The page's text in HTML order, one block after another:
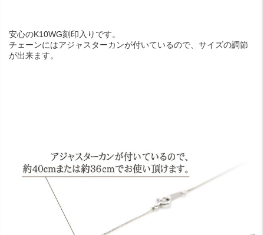
安心のK10WG刻印入りです。
チェーンにはアジャスターカンが付いているので、サイズの調節
が出来ます。